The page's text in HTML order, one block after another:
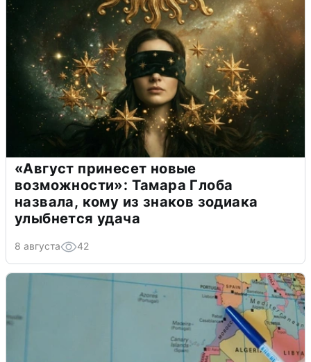
«Август принесет новые
возможности»: Тамара Глоба
назвала, кому из знаков зодиака
улыбнется удача
8 августа 42